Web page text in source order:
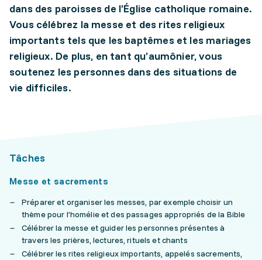
dans des paroisses de l’Église catholique romaine.
Vous célébrez la messe et des rites religieux
importants tels que les baptêmes et les mariages
religieux. De plus, en tant qu’aumônier, vous
soutenez les personnes dans des situations de
vie difficiles.
Tâches
Messe et sacrements
Préparer et organiser les messes, par exemple choisir un
thème pour l’homélie et des passages appropriés de la Bible
Célébrer la messe et guider les personnes présentes à
travers les prières, lectures, rituels et chants
Célébrer les rites religieux importants, appelés sacrements,